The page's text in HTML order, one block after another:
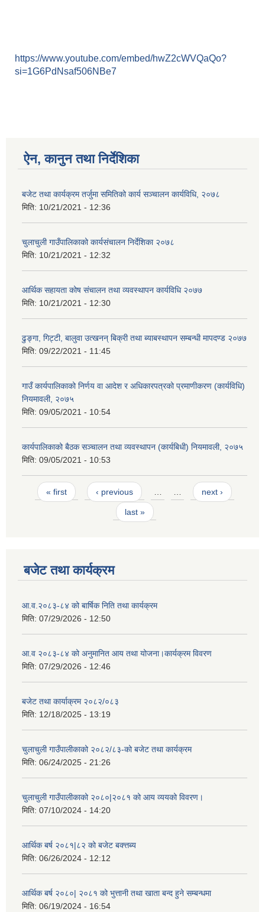
https://www.youtube.com/embed/hwZ2cWVQaQo?
si=1G6PdNsaf506NBe7
ऐन, कानुन तथा निर्देशिका
बजेट तथा कार्यक्रम तर्जुमा समितिको कार्य सञ्चालन कार्यविधि, २०७८
मिति: 10/21/2021 - 12:36
चुलाचुली गाउँपालिकाको कार्यसंचालन निर्देशिका २०७८
मिति: 10/21/2021 - 12:32
आर्थिक सहायता कोष संचालन तथा व्यवस्थापन कार्यविधि २०७७
मिति: 10/21/2021 - 12:30
ढुङ्गा, गिट्टी, बालुवा उत्खनन् बिक्री तथा ब्याबस्थापन सम्बन्धी मापदण्ड २०७७
मिति: 09/22/2021 - 11:45
गाउँ कार्यपालिकाको निर्णय वा आदेश र अधिकारपत्रको प्रमाणीकरण (कार्यविधि)
नियमावली, २०७५
मिति: 09/05/2021 - 10:54
कार्यपालिकाको बैठक सञ्चालन तथा व्यवस्थापन (कार्यबिधी) नियमावली, २०७५
मिति: 09/05/2021 - 10:53
Pages
« first ‹ previous … … next ›
last »
बजेट तथा कार्यक्रम
आ.व.२०८३-८४ को बार्षिक निति तथा कार्यक्रम
मिति: 07/29/2026 - 12:50
आ.व २०८३-८४ को अनुमानित आय तथा योजना।कार्यक्रम विवरण
मिति: 07/29/2026 - 12:46
बजेट तथा कार्याक्रम २०८२/०८३
मिति: 12/18/2025 - 13:19
चुलाचुली गाउँपालीकाको २०८२/८३-को बजेट तथा कार्यक्रम
मिति: 06/24/2025 - 21:26
चुलाचुली गाउँपालीकाको २०८०|२०८१ को आय व्ययको विवरण।
मिति: 07/10/2024 - 14:20
आर्थिक बर्ष २०८१|८२ को बजेट बक्त्तब्य
मिति: 06/26/2024 - 12:12
आर्थिक बर्ष २०८०| २०८१ को भुत्तानी तथा खाता बन्द हुने सम्बन्धमा
मिति: 06/19/2024 - 16:54